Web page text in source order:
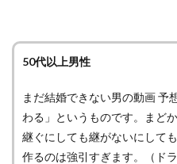
50代以上男性
まだ結婚できない男の動画 予
わる」というものです。まど
継ぐにしても継がないにして
作るのは強引すぎます。（ド